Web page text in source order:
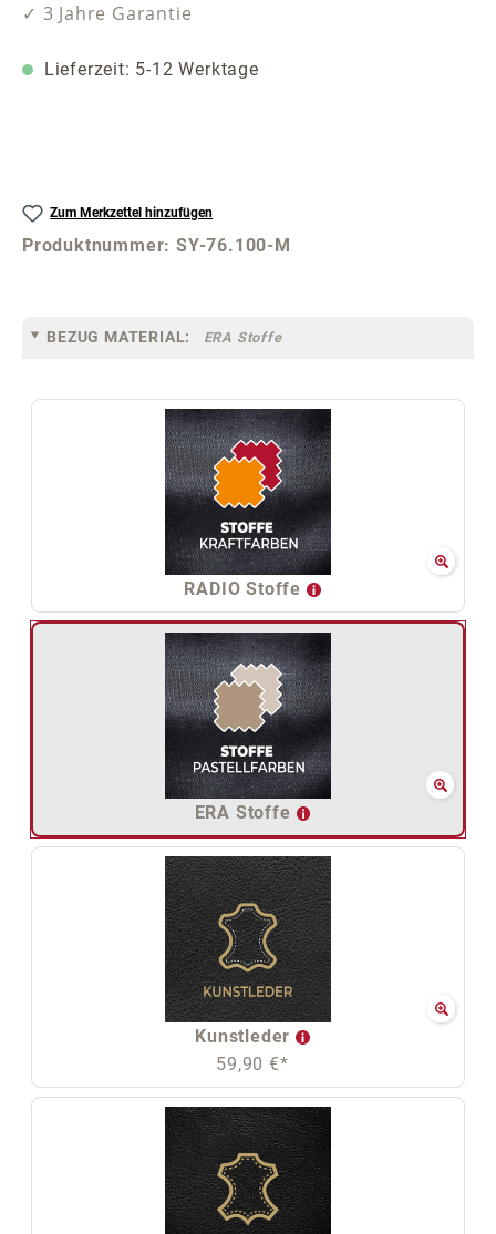
✓ 3 Jahre Garantie
Lieferzeit: 5-12 Werktage
Zum Merkzettel hinzufügen
Produktnummer:SY-76.100-M
BEZUG MATERIAL: ERA Stoffe
RADIO Stoffe
ERA Stoffe
Kunstleder
59,90 €*